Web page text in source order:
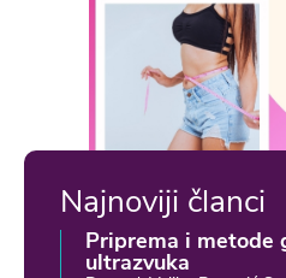
Najnoviji članci
Priprema i metode
ultrazvuka